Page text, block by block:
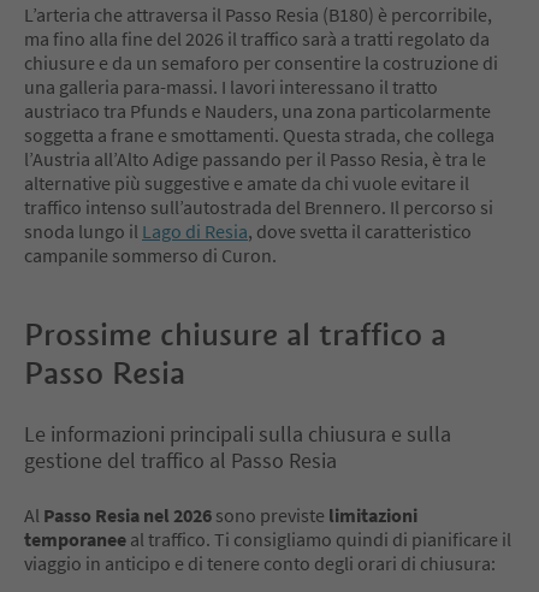
L’arteria che attraversa il Passo Resia (B180) è percorribile,
ma fino alla fine del 2026 il traffico sarà a tratti regolato da
chiusure e da un semaforo per consentire la costruzione di
una galleria para-massi. I lavori interessano il tratto
austriaco tra Pfunds e Nauders, una zona particolarmente
soggetta a frane e smottamenti. Questa strada, che collega
l’Austria all’Alto Adige passando per il Passo Resia, è tra le
alternative più suggestive e amate da chi vuole evitare il
traffico intenso sull’autostrada del Brennero. Il percorso si
snoda lungo il Lago di Resia, dove svetta il caratteristico
campanile sommerso di Curon.
Prossime chiusure al traffico a
Passo Resia
Le informazioni principali sulla chiusura e sulla
gestione del traffico al Passo Resia
Al Passo Resia nel 2026 sono previste limitazioni
temporanee al traffico. Ti consigliamo quindi di pianificare il
viaggio in anticipo e di tenere conto degli orari di chiusura: